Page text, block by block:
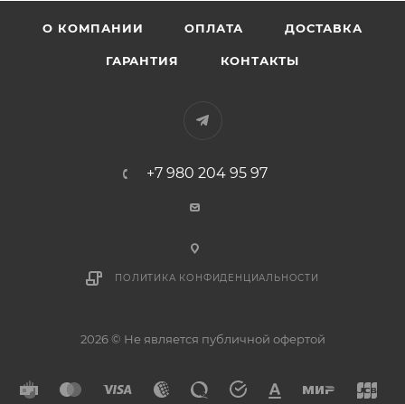
О КОМПАНИИ ОПЛАТА ДОСТАВКА
ГАРАНТИЯ КОНТАКТЫ
+7 980 204 95 97
ПОЛИТИКА КОНФИДЕНЦИАЛЬНОСТИ
2026 © Не является публичной офертой